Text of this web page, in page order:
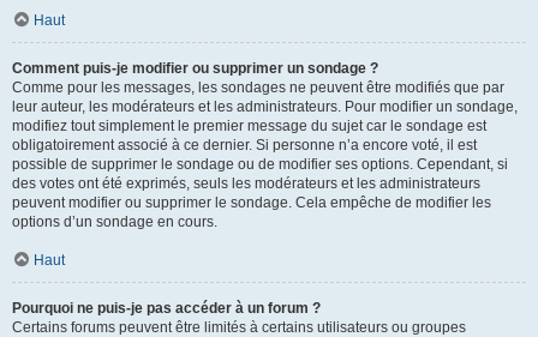
Haut
Comment puis-je modifier ou supprimer un sondage ?
Comme pour les messages, les sondages ne peuvent être modifiés que par
leur auteur, les modérateurs et les administrateurs. Pour modifier un sondage,
modifiez tout simplement le premier message du sujet car le sondage est
obligatoirement associé à ce dernier. Si personne n’a encore voté, il est
possible de supprimer le sondage ou de modifier ses options. Cependant, si
des votes ont été exprimés, seuls les modérateurs et les administrateurs
peuvent modifier ou supprimer le sondage. Cela empêche de modifier les
options d’un sondage en cours.
Haut
Pourquoi ne puis-je pas accéder à un forum ?
Certains forums peuvent être limités à certains utilisateurs ou groupes